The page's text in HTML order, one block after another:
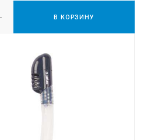
В КОРЗИНУ